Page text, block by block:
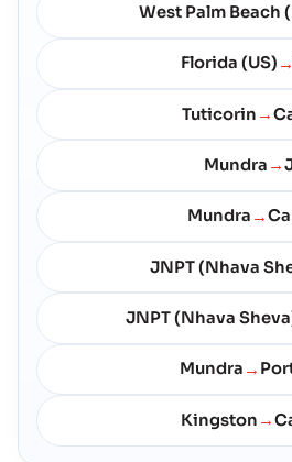
West Palm Beach
Florida (US) →
Tuticorin →
Mundra →
Mundra →
JNPT (Nhava
JNPT (Nhava
Mundra →
Kingston →